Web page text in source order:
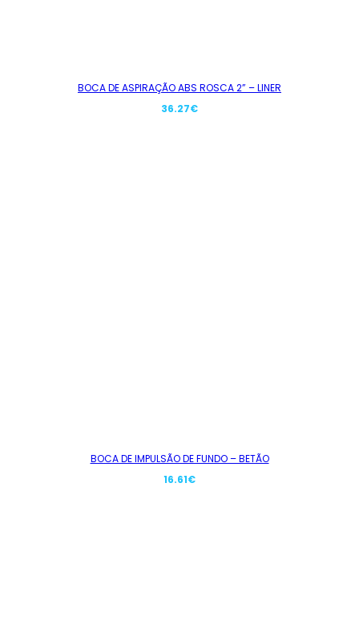
BOCA DE ASPIRAÇÃO ABS ROSCA 2” – LINER
36.27€
BOCA DE IMPULSÃO DE FUNDO – BETÃO
16.61€